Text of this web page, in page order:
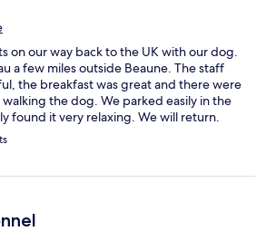
on our way back to the UK with our dog.
a few miles outside Beaune. The staff
the breakfast was great and there were
the dog. We parked easily in the
found it very relaxing. We will return.